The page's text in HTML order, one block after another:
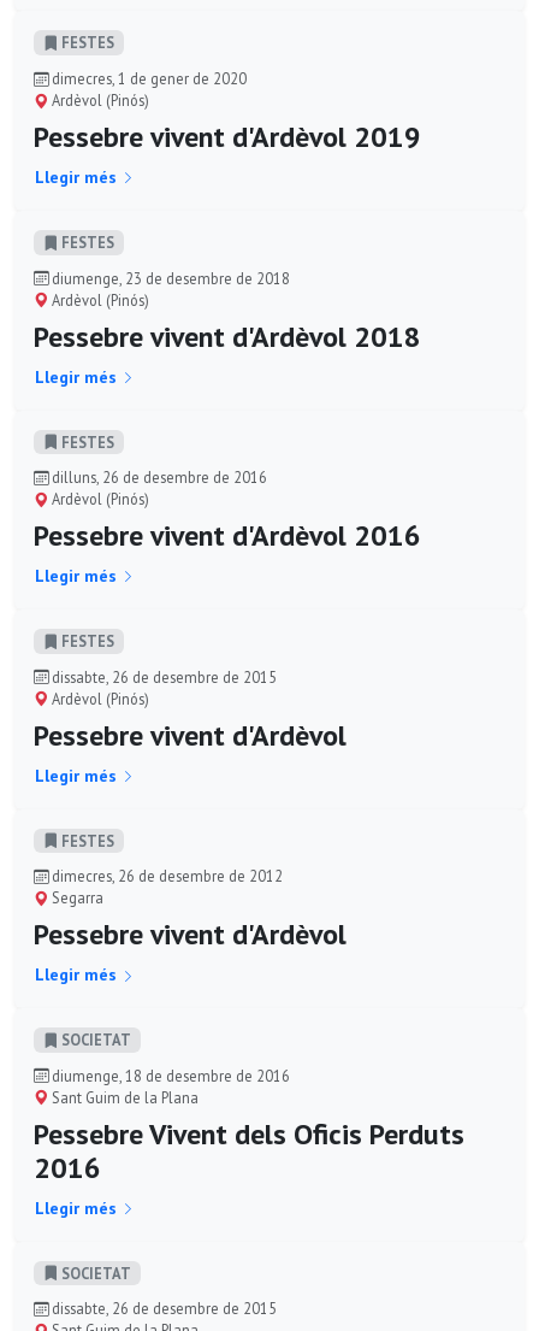
FESTES
dimecres, 1 de gener de 2020
Ardèvol (Pinós)
Pessebre vivent d'Ardèvol 2019
Llegir més
FESTES
diumenge, 23 de desembre de 2018
Ardèvol (Pinós)
Pessebre vivent d'Ardèvol 2018
Llegir més
FESTES
dilluns, 26 de desembre de 2016
Ardèvol (Pinós)
Pessebre vivent d'Ardèvol 2016
Llegir més
FESTES
dissabte, 26 de desembre de 2015
Ardèvol (Pinós)
Pessebre vivent d'Ardèvol
Llegir més
FESTES
dimecres, 26 de desembre de 2012
Segarra
Pessebre vivent d'Ardèvol
Llegir més
SOCIETAT
diumenge, 18 de desembre de 2016
Sant Guim de la Plana
Pessebre Vivent dels Oficis Perduts
2016
Llegir més
SOCIETAT
dissabte, 26 de desembre de 2015